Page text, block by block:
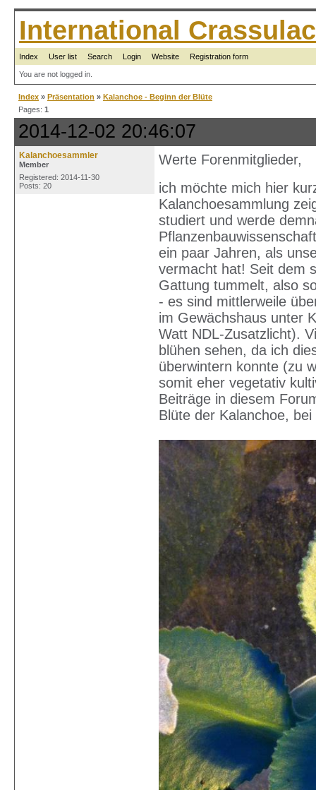
International
Index User list Search Login Website Registration form
You are not logged in.
Index » Präsentation » Kalanchoe - Beginn der Blüte
Pages: 1
2014-12-02 20:46:07
Kalanchoesammler
Member
Registered: 2014-11-30
Posts: 20
Werte Forenmitglieder,
ich möchte mich hier
Kalanchoesammlung
studiert und werde
ein paar Jahren, als
vermacht hat! Seit dem
Gattung tummelt, also
- es sind mittlerweile
im Gewächshaus unter
Watt NDL-Zusatzlicht).
blühen sehen, da ich
überwintern konnte (zu
somit eher vegetativ
Beiträge in diesem
Blüte der Kalanchoe,